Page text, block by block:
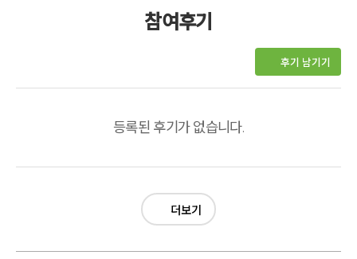
참여후기
후기 남기기
등록된 후기가 없습니다.
더보기